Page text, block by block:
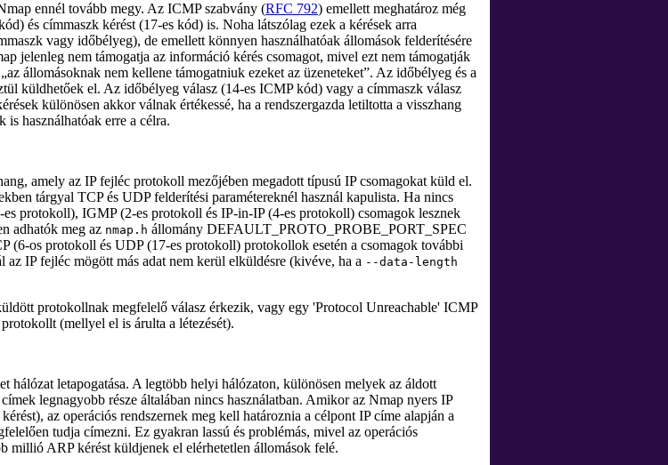
ennél tovább megy. Az ICMP szabvány (RFC 792) emellett meghatároz még
és címmaszk kérést (17-es kód) is. Noha látszólag ezek a kérések arra
vagy időbélyeg), de emellett könnyen használhatóak állomások felderítésére
jelenleg nem támogatja az információ kérés csomagot, mivel ezt nem támogatják
„az állomásoknak nem kellene támogatniuk ezeket az üzeneteket”. Az időbélyeg és a
küldhetőek el. Az időbélyeg válasz (14-es ICMP kód) vagy a címmaszk válasz
különösen akkor válnak értékessé, ha a rendszergazda letiltotta a visszhang
használhatóak erre a célra.
amely az IP fejléc protokoll mezőjében megadott típusú IP csomagokat küld el.
tárgyal TCP és UDP felderítési paramétereknél használ kapulista. Ha nincs
protokoll), IGMP (2-es protokoll és IP-in-IP (4-es protokoll) csomagok lesznek
adhatók meg az nmap.h állomány DEFAULT_PROTO_PROBE_PORT_SPEC
(6-os protokoll és UDP (17-es protokoll) protokollok esetén a csomagok további
IP fejléc mögött más adat nem kerül elküldésre (kivéve, ha a --data-length
protokollnak megfelelő válasz érkezik, vagy egy 'Protocol Unreachable' ICMP
(mellyel el is árulta a létezését).
hálózat letapogatása. A legtöbb helyi hálózaton, különösen melyek az áldott
legnagyobb része általában nincs használatban. Amikor az Nmap nyers IP
az operációs rendszernek meg kell határoznia a célpont IP címe alapján a
tudja címezni. Ez gyakran lassú és problémás, mivel az operációs
millió ARP kérést küldjenek el elérhetetlen állomások felé.